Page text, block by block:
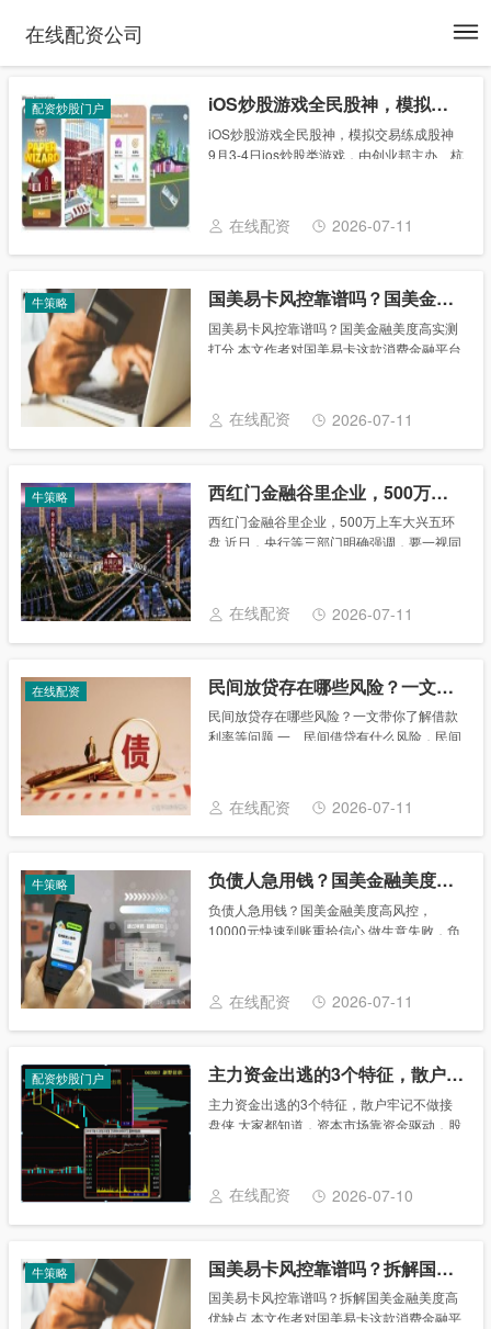
在线配资公司
配资炒股门户 iOS炒股游戏全民股神，模拟交易练成股神
iOS炒股游戏全民股神，模拟交易练成股神
9月3-4日ios炒股类游戏，由创业邦主办、杭
为互联网、高通-红杉移......
在线配资 2026-07-11
牛策略 国美易卡风控靠谱吗？国美金融美度高实测打分
国美易卡风控靠谱吗？国美金融美度高实测
打分 本文作者对国美易卡这款消费金融平台
一起来看一下吧。 互联网消费金融业务中，
用户......
在线配资 2026-07-11
牛策略 西红门金融谷里企业，500万上车大兴五环盘
西红门金融谷里企业，500万上车大兴五环
盘 近日，央行等三部门明确强调，要一视同
房不认贷”、下调房贷利率等需求端的利好信
号，......
在线配资 2026-07-11
在线配资 民间放贷存在哪些风险？一文带你了解借款利率等问题
民间放贷存在哪些风险？一文带你了解借款
利率等问题 一、民间借贷有什么风险，民间
非法活动的风险，当事人约定的借款利率发
生争......
在线配资 2026-07-11
牛策略 负债人急用钱？国美金融美度高风控，10000元快速到账重拾信心
负债人急用钱？国美金融美度高风控，
10000元快速到账重拾信心 做生意失败，负
不看征信，这种国美金融有额度好下款审核
速度快，......
在线配资 2026-07-11
配资炒股门户 主力资金出逃的3个特征，散户牢记不做接盘侠
主力资金出逃的3个特征，散户牢记不做接
盘侠 大家都知道，资本市场靠资金驱动，股
出对股价形成直接影响。如果我们能够提前
预见主力......
在线配资 2026-07-10
牛策略 国美易卡风控靠谱吗？拆解国美金融美度高优缺点
国美易卡风控靠谱吗？拆解国美金融美度高
优缺点 本文作者对国美易卡这款消费金融平